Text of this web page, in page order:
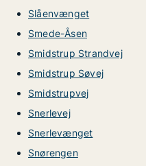
Slåenvænget
Smede-Åsen
Smidstrup Strandvej
Smidstrup Søvej
Smidstrupvej
Snerlevej
Snerlevænget
Snørengen